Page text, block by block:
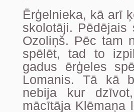
Ērģelnieka, kā arī
skolotāji. Pēdējais
Ozoliņš. Pēc tam
spēlēt, tad to
gadus ērģeles
Lomanis. Tā kā
nebija kur
mācītāja Klēmaņa